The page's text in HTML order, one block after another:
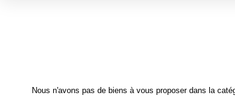
Nous n'avons pas de biens à vous proposer dans la